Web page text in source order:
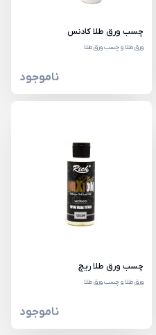
چسب ورق طلا کادنس
ورق طلا و چسب ورق طلا
ناموجود
چسب ورق طلا ریچ
ورق طلا و چسب ورق طلا
ناموجود